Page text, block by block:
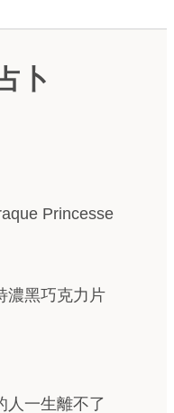
卜
Princesse
黑巧克力片
一生離不了